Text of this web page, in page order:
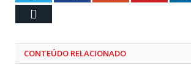
CONTEÚDO RELACIONADO